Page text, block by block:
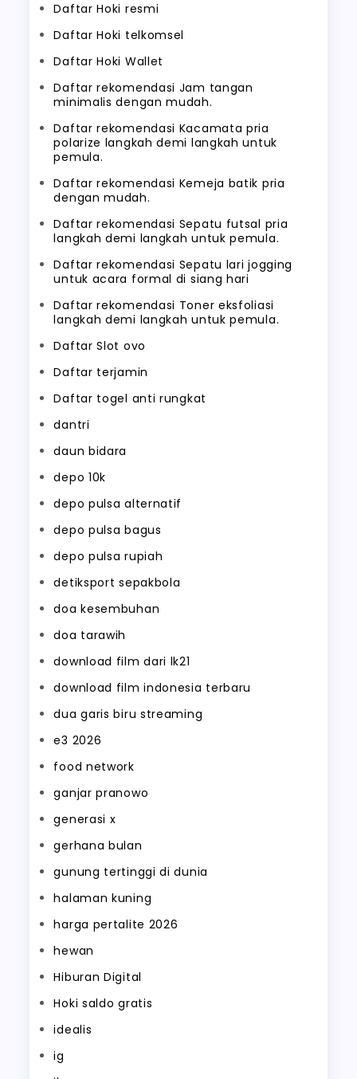
Daftar Hoki resmi
Daftar Hoki telkomsel
Daftar Hoki Wallet
Daftar rekomendasi Jam tangan
minimalis dengan mudah.
Daftar rekomendasi Kacamata pria
polarize langkah demi langkah untuk
pemula.
Daftar rekomendasi Kemeja batik pria
dengan mudah.
Daftar rekomendasi Sepatu futsal pria
langkah demi langkah untuk pemula.
Daftar rekomendasi Sepatu lari jogging
untuk acara formal di siang hari
Daftar rekomendasi Toner eksfoliasi
langkah demi langkah untuk pemula.
Daftar Slot ovo
Daftar terjamin
Daftar togel anti rungkat
dantri
daun bidara
depo 10k
depo pulsa alternatif
depo pulsa bagus
depo pulsa rupiah
detiksport sepakbola
doa kesembuhan
doa tarawih
download film dari lk21
download film indonesia terbaru
dua garis biru streaming
e3 2026
food network
ganjar pranowo
generasi x
gerhana bulan
gunung tertinggi di dunia
halaman kuning
harga pertalite 2026
hewan
Hiburan Digital
Hoki saldo gratis
idealis
ig